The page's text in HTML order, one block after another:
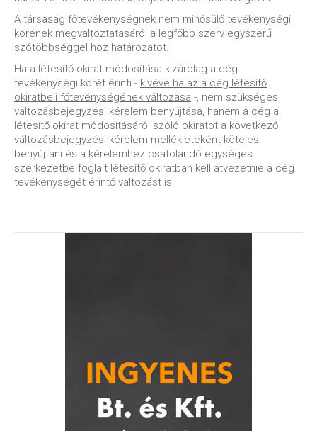
A társaság főtevékenységnek nem minősülő tevékenységi
körének megváltoztatásáról a legfőbb szerv egyszerű
szótöbbséggel hoz határozatot.
Ha a létesítő okirat módosítása kizárólag a cég
tevékenységi körét érinti - kivéve ha az a cég létesítő
okiratbeli főtevénységének változása -, nem szükséges
változásbejegyzési kérelem benyújtása, hanem a cég a
létesítő okirat módosításáról szóló okiratot a következő
változásbejegyzési kérelem mellékleteként köteles
benyújtani és a kérelemhez csatolandó egységes
szerkezetbe foglalt létesítő okiratban kell átvezetnie a cég
tevékenységét érintő változást is.